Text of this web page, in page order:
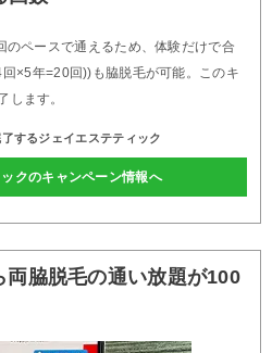
ペースで通えるため、体験だけで合
×5年=20回))も脇脱毛が可能。このキ
します。
するジェイエステティック
クのキャンペーン情報へ
脇脱毛の通い放題が100